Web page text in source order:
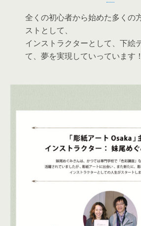
全くの初心者から始めた多くの
ストとして、
インストラクターとして、下絵
て、夢を実現していっています！